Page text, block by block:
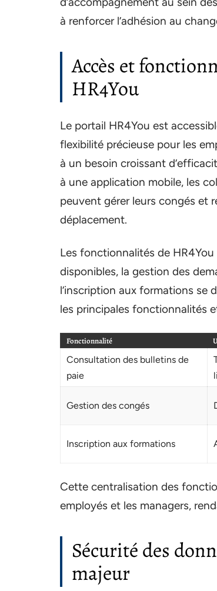
à renforcer l’adhésion au
Accès et
HR4You
Le portail HR4You est
flexibilité précieuse pour les
à un besoin croissant
à une application mobile, les
peuvent gérer leurs congés et
déplacement.
Les fonctionnalités de
disponibles, la gestion des
l’inscription aux formations se
les principales fonctionnalités
Fonctionnalité
Consultation des bulletins de
paie
Gestion des congés
Inscription aux formations
Cette centralisation des
employés et les managers,
Sécurité des
majeur